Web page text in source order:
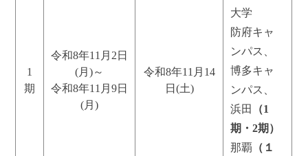
1
期
令和8年11月2日
(月)～
令和8年11月9日
(月)
令和8年11月14
日(土)
大学
防府キャ
ンパス、
博多キャ
ンパス、
浜田
（1
期・2期）
那覇 （１